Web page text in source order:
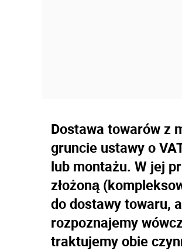
Dostawa towarów z
gruncie ustawy o
lub montażu. W jej
złożoną
do dostawy towaru,
rozpoznajemy
traktujemy obie